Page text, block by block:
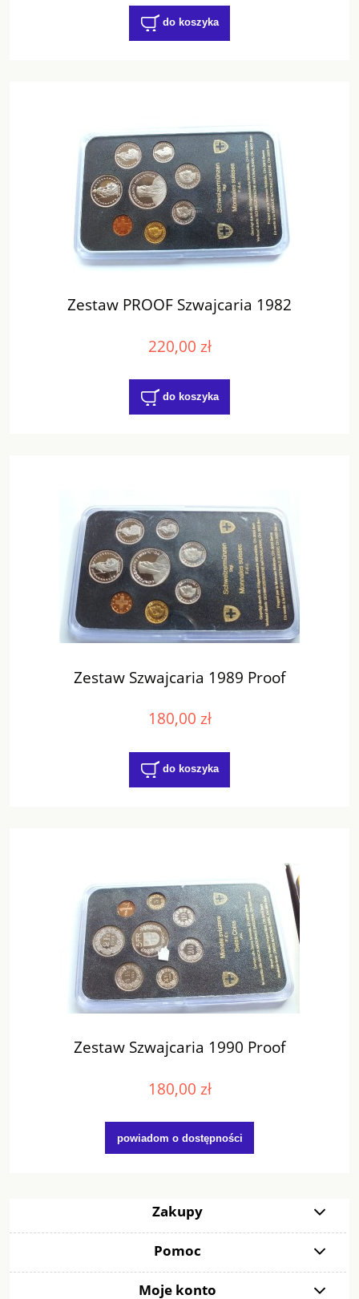
do koszyka
Zestaw PROOF Szwajcaria 1982
220,00 zł
do koszyka
Zestaw Szwajcaria 1989 Proof
180,00 zł
do koszyka
Zestaw Szwajcaria 1990 Proof
180,00 zł
powiadom o dostępności
Zakupy
Pomoc
Moje konto